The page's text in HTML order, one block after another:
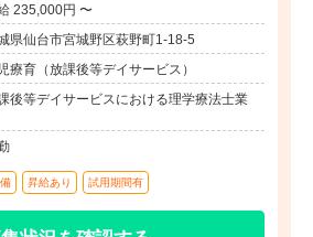
月給 235,000円 〜
県仙台市宮城野区萩野町1-18-5
療育（放課後等デイサービス）
後等デイサービスにおける理学療法士業
昇給あり 試用期間有